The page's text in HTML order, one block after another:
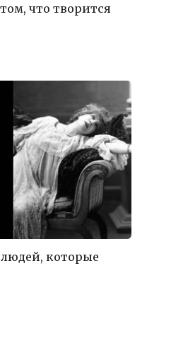
что творится
людей, которые